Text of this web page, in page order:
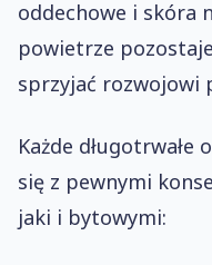
oddechowe i skóra
powietrze
sprzyjać rozwojowi
Każde długotrwałe
się z pewnymi
jaki i bytowymi: